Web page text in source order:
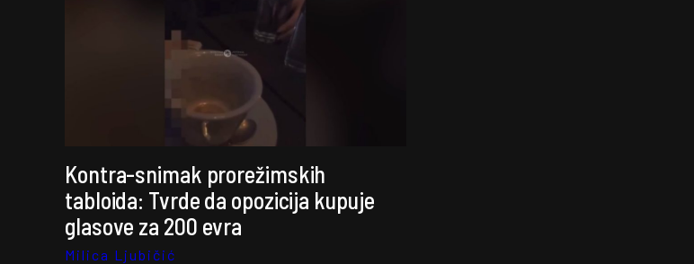
Kontra-snimak prorežimskih
tabloida: Tvrde da opozicija kupuje
glasove za 200 evra
Milica Ljubičić